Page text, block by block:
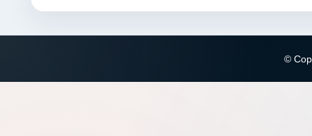
©